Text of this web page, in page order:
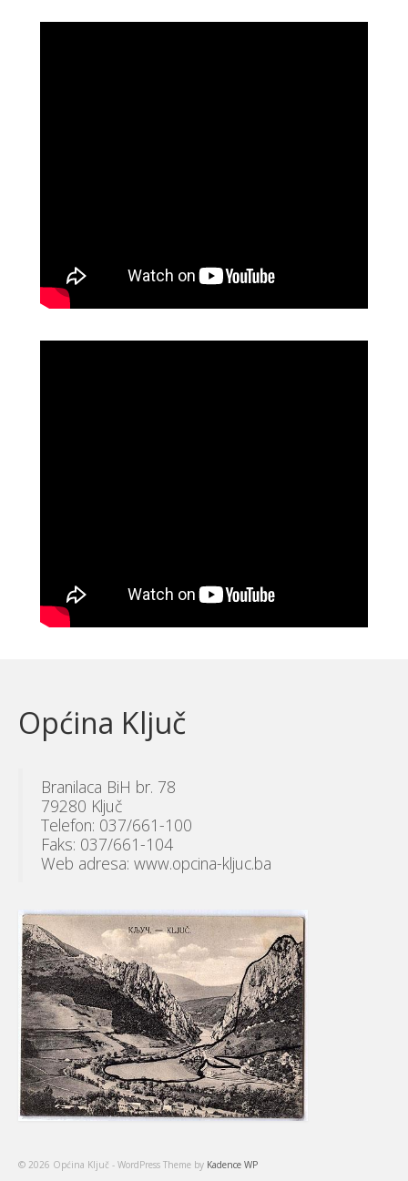
Općina Ključ
Branilaca BiH br. 78
79280 Ključ
Telefon: 037/661-100
Faks: 037/661-104
Web adresa: www.opcina-kljuc.ba
© 2026 Općina Ključ - WordPress Theme by Kadence WP